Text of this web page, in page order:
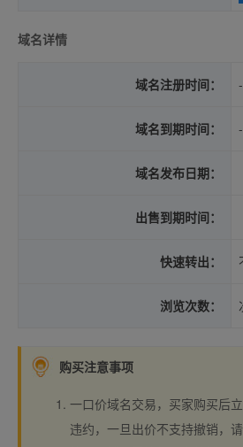
域名详情
域名注册时间：
域名到期时间：
域名发布日期：
出售到期时间：
快速转出：
浏览次数：
购买注意事项
一口价域名交易，买家购买后
违约，一旦出价不支持撤销，请